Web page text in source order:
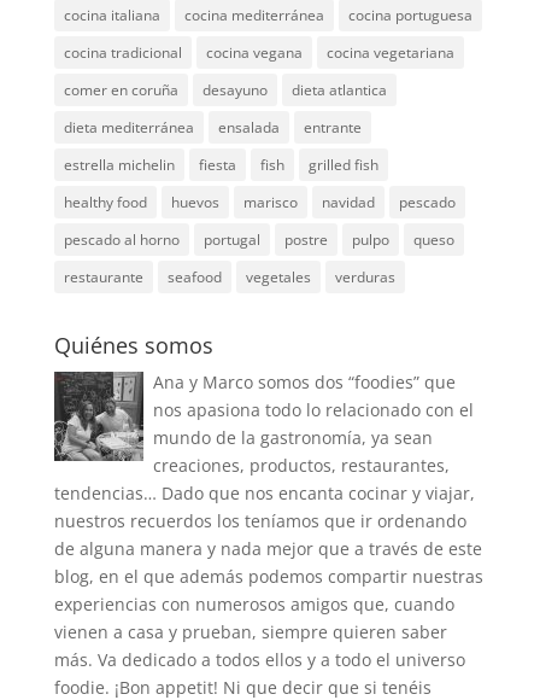
cocina italiana
cocina mediterránea
cocina portuguesa
cocina tradicional
cocina vegana
cocina vegetariana
comer en coruña
desayuno
dieta atlantica
dieta mediterránea
ensalada
entrante
estrella michelin
fiesta fish
grilled fish
healthy food
huevos marisco navidad
pescado
pescado al horno
portugal postre pulpo
queso
restaurante
seafood vegetales verduras
Quiénes somos
Ana y Marco somos dos “foodies” que
nos apasiona todo lo relacionado con el
mundo de la gastronomía, ya sean
creaciones, productos, restaurantes,
tendencias… Dado que nos encanta cocinar y viajar,
nuestros recuerdos los teníamos que ir ordenando
de alguna manera y nada mejor que a través de este
blog, en el que además podemos compartir nuestras
experiencias con numerosos amigos que, cuando
vienen a casa y prueban, siempre quieren saber
más. Va dedicado a todos ellos y a todo el universo
foodie. ¡Bon appetit! Ni que decir que si tenéis